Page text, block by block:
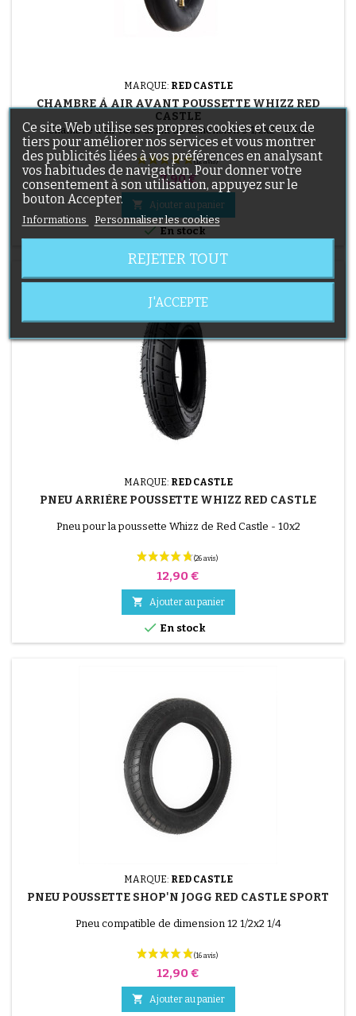
MARQUE: RED CASTLE
CHAMBRE À AIR AVANT POUSSETTE WHIZZ RED
CASTLE
Chambre à air roue avant de dimension 8 1/2x2 - 8.5x2
Prix
7,90 €
 Ajouter au panier
 En stock
MARQUE: RED CASTLE
PNEU ARRIÈRE POUSSETTE WHIZZ RED CASTLE
Pneu pour la poussette Whizz de Red Castle - 10x2
Prix
12,90 €
 Ajouter au panier
 En stock
MARQUE: RED CASTLE
PNEU POUSSETTE SHOP'N JOGG RED CASTLE SPORT
Pneu compatible de dimension 12 1/2x2 1/4
Prix
12,90 €
 Ajouter au panier
Ce site Web utilise ses propres cookies et ceux de
tiers pour améliorer nos services et vous montrer
des publicités liées à vos préférences en analysant
vos habitudes de navigation. Pour donner votre
consentement à son utilisation, appuyez sur le
bouton Accepter.
Informations Personnaliser les cookies
REJETER TOUT
J'ACCEPTE